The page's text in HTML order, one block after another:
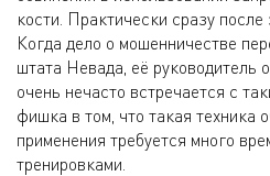
кости. Практически сразу после
Когда дело о мошенничестве
штата Невада, её руководитель
очень нечасто встречается с
фишка в том, что такая техника
применения требуется много
тренировками.